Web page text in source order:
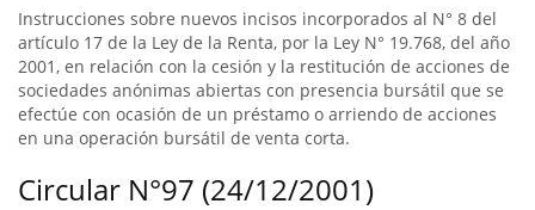
Instrucciones sobre nuevos incisos incorporados al N° 8 del
artículo 17 de la Ley de la Renta, por la Ley N° 19.768, del año
2001, en relación con la cesión y la restitución de acciones de
sociedades anónimas abiertas con presencia bursátil que se
efectúe con ocasión de un préstamo o arriendo de acciones
en una operación bursátil de venta corta.
Circular N°97 (24/12/2001)